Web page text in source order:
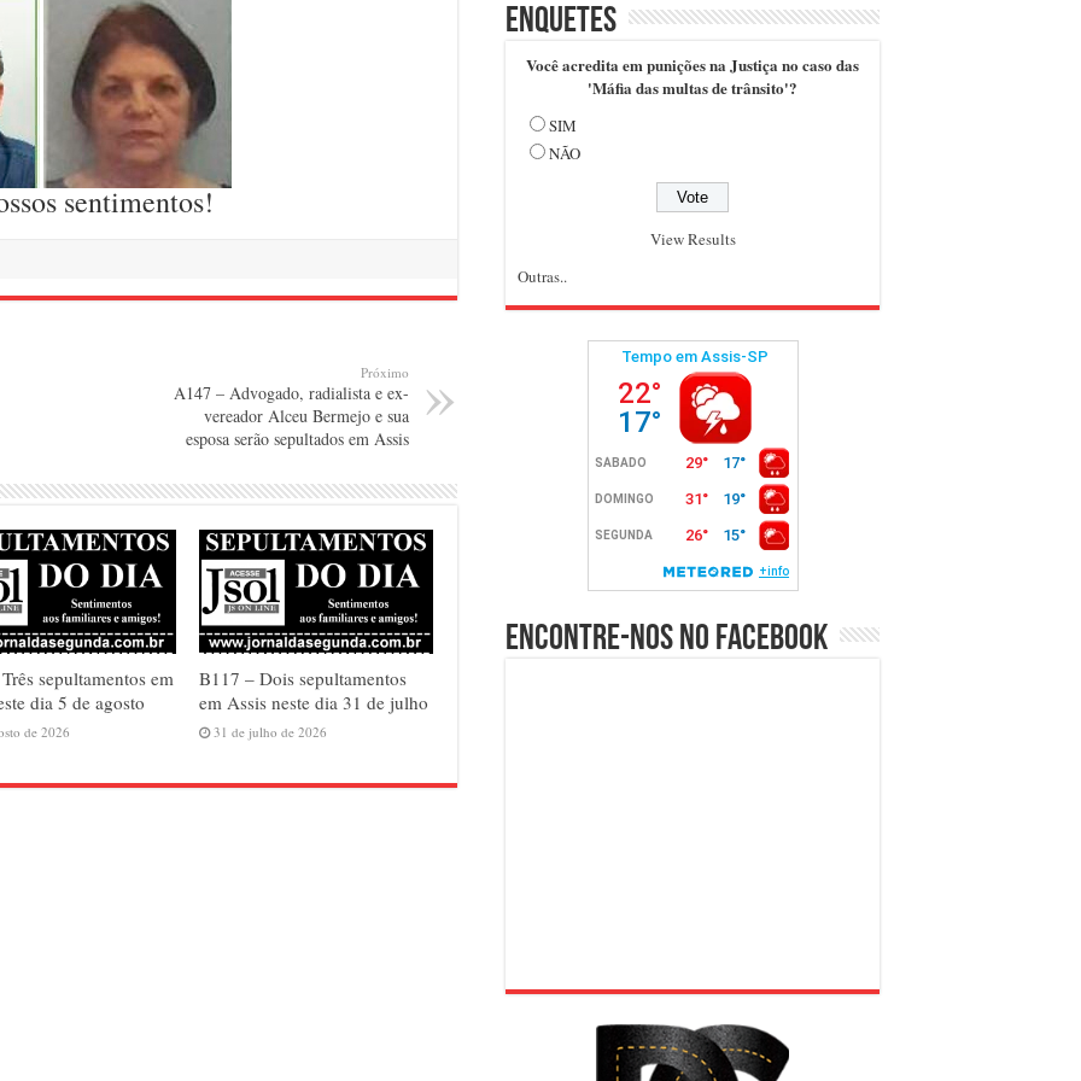
sentimentos!
Próximo
A147 – Advogado, radialista e ex-
vereador Alceu Bermejo e sua
esposa serão sepultados em Assis
sepultamentos em
dia 5 de agosto
de 2026
B117 – Dois sepultamentos
em Assis neste dia 31 de julho
31 de julho de 2026
Enquetes
Você acredita em punições na Justiça no caso das
'Máfia das multas de trânsito'?
SIM
NÃO
View Results
Outras..
Encontre-nos no Facebook